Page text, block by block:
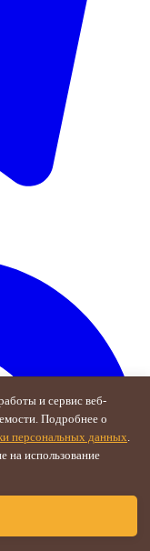
и сервис веб-
Подробнее о
персональных данных.
на использование